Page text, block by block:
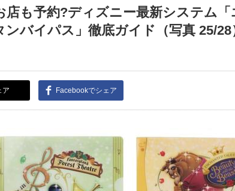
店も予約?ディズニー最新システム
ンバイパス」徹底ガイド（写真 25/28
ア Facebookでシェア